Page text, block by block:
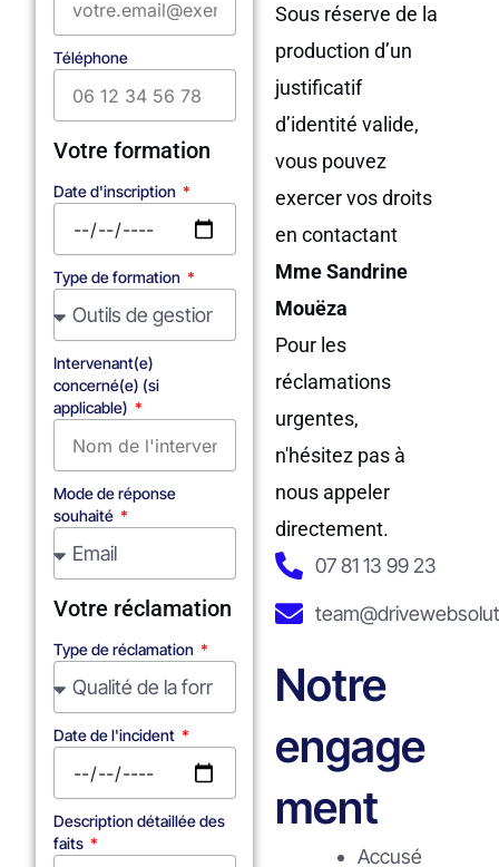
Téléphone
Votre formation
Date d'inscription
Type de formation
Intervenant(e)
concerné(e) (si
applicable)
Mode de réponse
souhaité
Votre réclamation
Type de réclamation
Date de l'incident
Description détaillée des
faits
Sous réserve de la
production d’un
justificatif
d’identité valide,
vous pouvez
exercer vos droits
en contactant
Mme Sandrine
Mouëza
Pour les
réclamations
urgentes,
n'hésitez pas à
nous appeler
directement.
07 81 13 99 23
Notre
engage
ment
Accusé